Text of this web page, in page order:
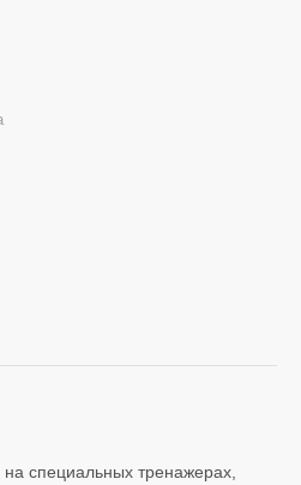
специальных тренажерах,